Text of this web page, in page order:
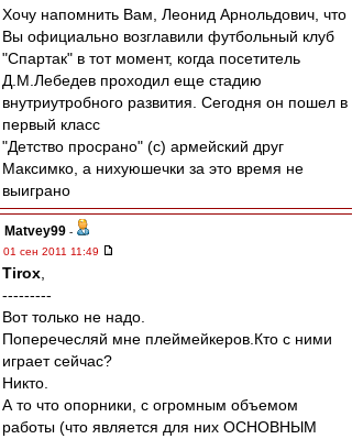
Хочу напомнить Вам, Леонид Арнольдович, что
Вы официально возглавили футбольный клуб
"Спартак" в тот момент, когда посетитель
Д.М.Лебедев проходил еще стадию
внутриутробного развития. Сегодня он пошел в
первый класс
"Детство просрано" (с) армейский друг
Максимко, а нихуюшечки за это время не
выиграно
Matvey99 -
01 сен 2011 11:49
Tirox
---------
Вот только не надо.
Поперечесляй мне плеймейкеров.Кто с ними
играет сейчас?
Никто.
А то что опорники, с огромным объемом
работы (что является для них ОСНОВНЫМ